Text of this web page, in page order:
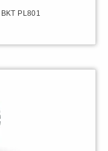
PL801